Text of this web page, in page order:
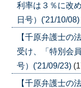
利率は３％に改
日号）('21/10/08)
【千原弁護士
受け、「特別会
号）('21/09/23)
【千原弁護士